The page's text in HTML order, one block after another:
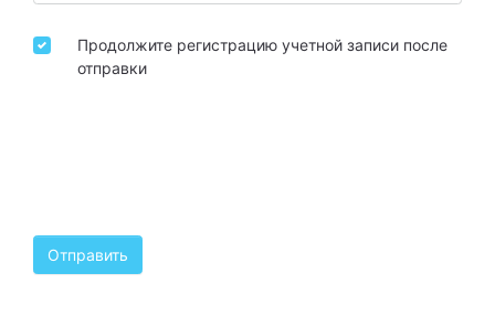
Продолжите регистрацию учетной записи после
отправки